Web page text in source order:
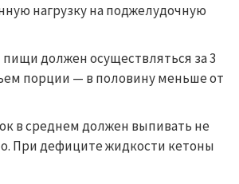
нагрузку на поджелудочную
должен осуществляться за 3
порции — в половину меньше от
в среднем должен выпивать не
При дефиците жидкости кетоны